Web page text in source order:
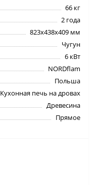
66 кг
2 года
823х438х409 мм
Чугун
6 кВт
NORDflam
Польша
Кухонная печь на дровах
Древесина
Прямое